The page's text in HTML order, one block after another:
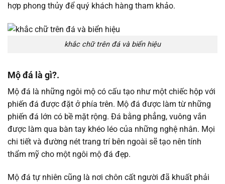
hợp phong thủy để quý khách hàng tham khảo.
khắc chữ trên đá và biển hiệu
Mộ đá là gì?.
Mộ đá là những ngôi mộ có cấu tạo như một chiếc hộp với
phiến đá được đặt ở phía trên. Mộ đá được làm từ những
phiến đá lớn có bề mặt rộng. Đá bằng phẳng, vuông vắn
được làm qua bàn tay khéo léo của những nghệ nhân. Mọi
chi tiết và đường nét trang trí bên ngoài sẽ tạo nên tính
thẩm mỹ cho một ngôi mộ đá đẹp.
Mộ đá tự nhiên cũng là nơi chôn cất người đã khuất phải